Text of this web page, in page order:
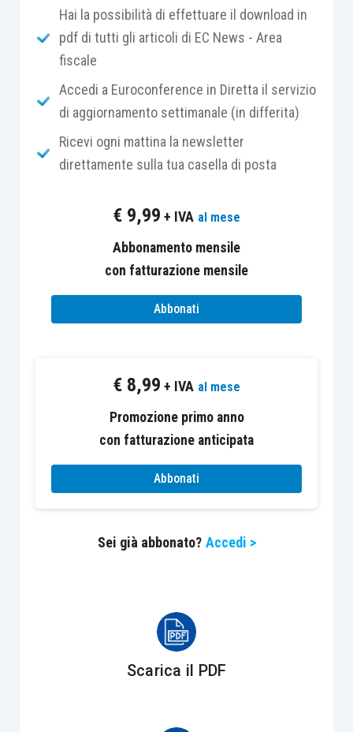
Come precisato dalla stessa Agenzia delle
entrate nella maxicircolare 19/E/2018, a seguito
della costituzione del
Gruppo
perdono l’autonoma soggettività
ai fini
dell’imposta sul valore aggiunto e si costituisce
proprionumero di partita Ivae di una
autonoma iscrizione al Vies.
Detto principio, precisa ulteriormente l’Agenzia,
vale anche per leimportazioni/esportazioni
acquisti/cessioni intracomunitarie
effettuate da e verso il Gruppo stesso.
del MEF attuativo della disciplina, datato 6 aprile
servizi senza il pagamento dell’IVA è esercitato
, che utilizza anche il plafond
maturato in capo al singolo membro nell’anno
precedente al suo ingresso.
Gruppo Ivarappresenta, quindi, in luogo dei
in materia di Iva per le operazioni che verranno
poste in essere dal Gruppo nel suo complesso
Hai la possibilità di effettuare il download in
pdf di tutti gli articoli di EC News - Area
fiscale
Accedi a Euroconference in Diretta il servizio
di aggiornamento settimanale (in differita)
Ricevi ogni mattina la newsletter
direttamente sulla tua casella di posta
€ 9,99 + IVA al mese
Abbonamento mensile
con fatturazione mensile
Abbonati
€ 8,99 + IVA al mese
Promozione primo anno
con fatturazione anticipata
Abbonati
Sei già abbonato? Accedi >
Scarica il PDF